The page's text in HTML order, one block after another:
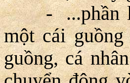
- ...phần lớn
một cái
guồng, cá